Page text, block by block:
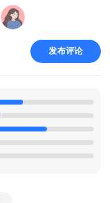
发布评论